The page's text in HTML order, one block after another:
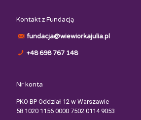
Kontakt z Fundacją
fundacja@wiewiorkajulia.pl
+48 698 767 148
Nr konta
PKO BP Oddział 12 w Warszawie
58 1020 1156 0000 7502 0114 9053